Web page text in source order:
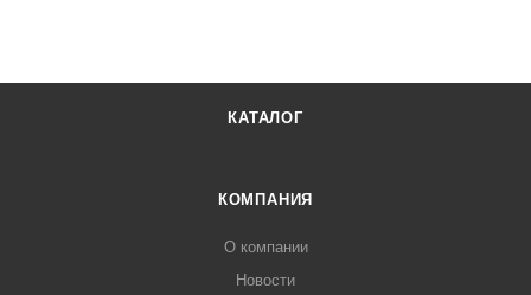
КАТАЛОГ
КОМПАНИЯ
О компании
Новости